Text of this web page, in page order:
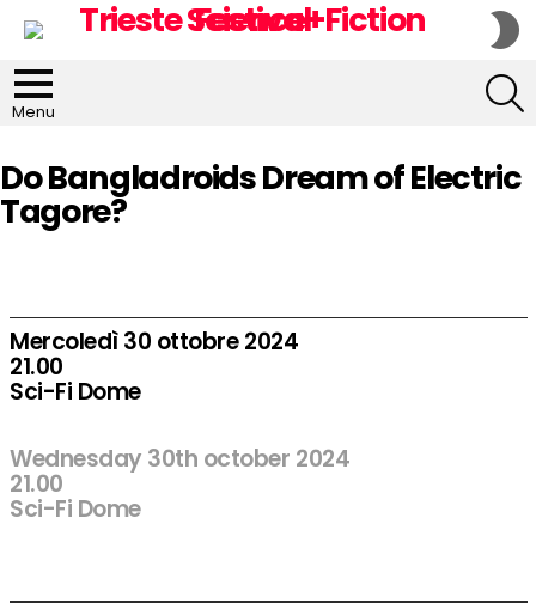
Menu
Do Bangladroids Dream of Electric
Tagore?
Mercoledì 30 ottobre 2024
21.00
Sci-Fi Dome
Wednesday 30th october 2024
21.00
Sci-Fi Dome